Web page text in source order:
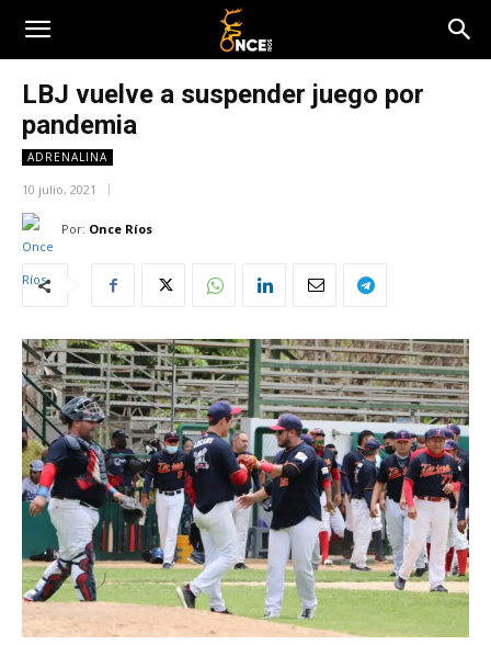
LBJ vuelve a suspender juego por
pandemia
ADRENALINA
10 julio, 2021
Por: Once Ríos